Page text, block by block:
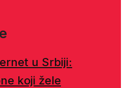
u Srbiji:
koji žele